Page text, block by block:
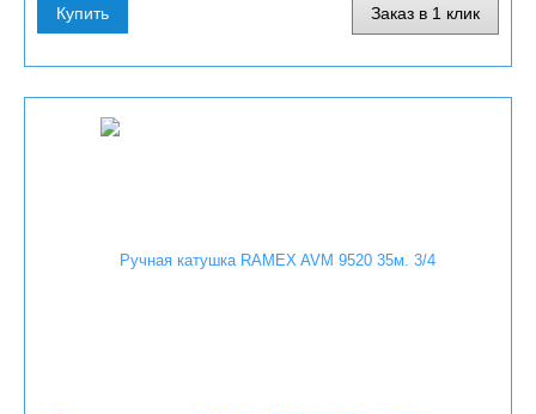
Купить Заказ в 1 клик